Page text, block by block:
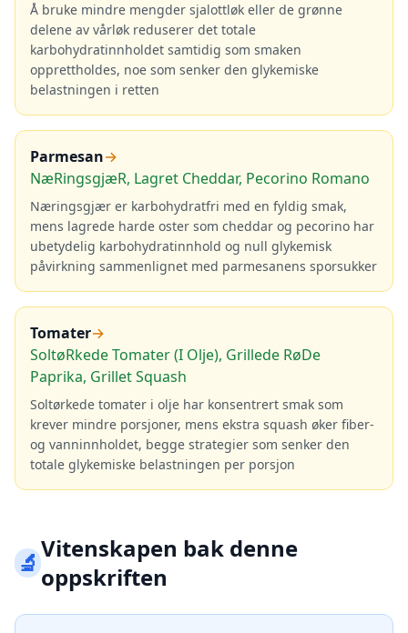
Å bruke mindre mengder sjalottløk eller de grønne
delene av vårløk reduserer det totale
karbohydratinnholdet samtidig som smaken
opprettholdes, noe som senker den glykemiske
belastningen i retten
Parmesan→
NæRingsgjæR, Lagret Cheddar, Pecorino Romano
Næringsgjær er karbohydratfri med en fyldig smak,
mens lagrede harde oster som cheddar og pecorino har
ubetydelig karbohydratinnhold og null glykemisk
påvirkning sammenlignet med parmesanens sporsukker
Tomater→
SoltøRkede Tomater (I Olje), Grillede RøDe
Paprika, Grillet Squash
Soltørkede tomater i olje har konsentrert smak som
krever mindre porsjoner, mens ekstra squash øker fiber-
og vanninnholdet, begge strategier som senker den
totale glykemiske belastningen per porsjon
🔬Vitenskapen bak denne
oppskriften